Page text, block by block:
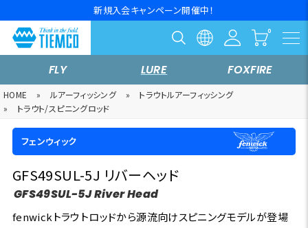
新規入会キャンペーン開催中！
FLY LURE FOXFIRE
HOME » ルアーフィッシング »
トラウトルアーフィッシング
»
トラウト/スピニングロッド
フェンウィック
GFS49SUL-5J リバーヘッド
GFS49SUL-5J River Head
fenwickトラウトロッドから源流向けスピニングモデルが登場